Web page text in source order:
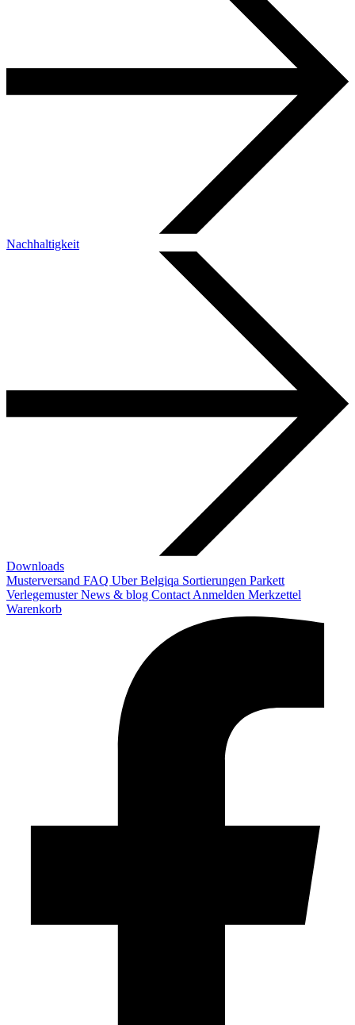
Nachhaltigkeit
Downloads
Musterversand FAQ Uber Belgiqa Sortierungen Parkett
VerlegemusterNews & blog Contact Anmelden Merkzettel
Warenkorb